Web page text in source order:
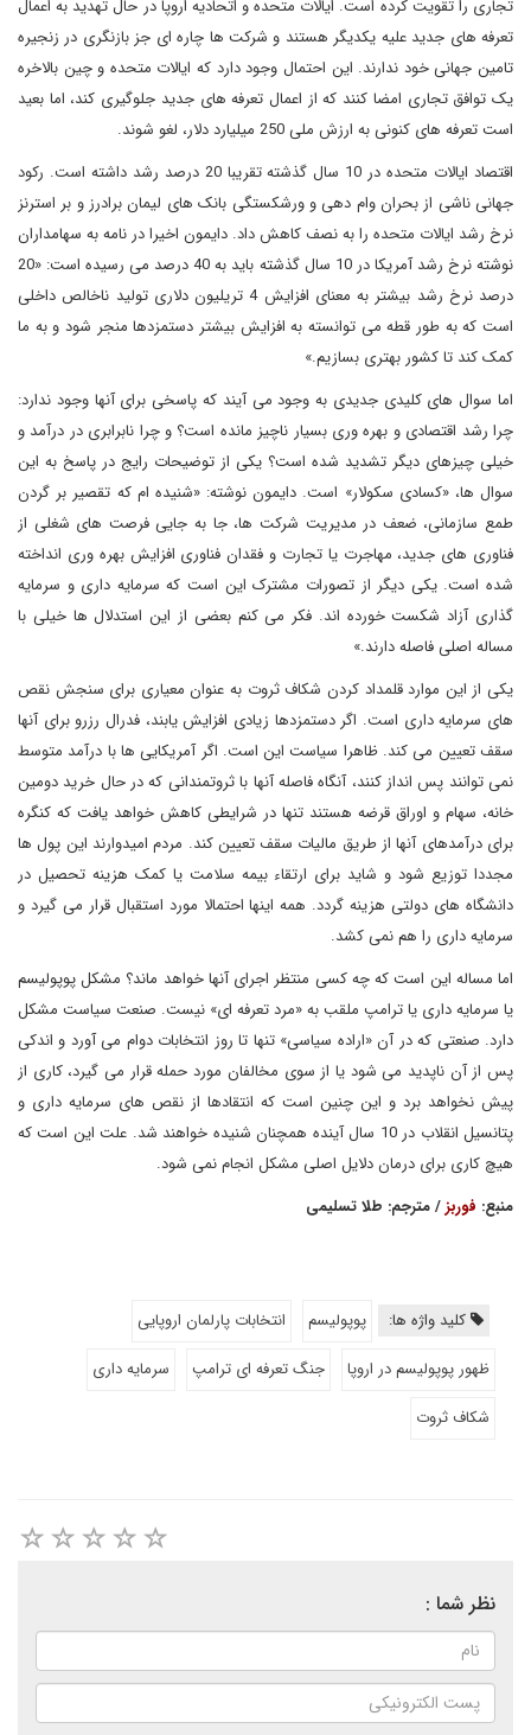
تجاری را تقویت کرده است. ایالات متحده و اتحادیه اروپا در حال تهدید به اعمال
تعرفه های جدید علیه یکدیگر هستند و شرکت ها چاره ای جز بازنگری در زنجیره
تامین جهانی خود ندارند. این احتمال وجود دارد که ایالات متحده و چین بالاخره
یک توافق تجاری امضا کنند که از اعمال تعرفه های جدید جلوگیری کند، اما بعید
است تعرفه های کنونی به ارزش ملی 250 میلیارد دلار، لغو شوند.
اقتصاد ایالات متحده در 10 سال گذشته تقریبا 20 درصد رشد داشته است. رکود
جهانی ناشی از بحران وام دهی و ورشکستگی بانک های لیمان برادرز و بر استرنز
نرخ رشد ایالات متحده را به نصف کاهش داد. دایمون اخیرا در نامه به سهامداران
نوشته نرخ رشد آمریکا در 10 سال گذشته باید به 40 درصد می رسیده است: «20
درصد نرخ رشد بیشتر به معنای افزایش 4 تریلیون دلاری تولید ناخالص داخلی
است که به طور قطه می توانسته به افزایش بیشتر دستمزدها منجر شود و به ما
کمک کند تا کشور بهتری بسازیم.»
اما سوال های کلیدی جدیدی به وجود می آیند که پاسخی برای آنها وجود ندارد:
چرا رشد اقتصادی و بهره وری بسیار ناچیز مانده است؟ و چرا نابرابری در درآمد و
خیلی چیزهای دیگر تشدید شده است؟ یکی از توضیحات رایج در پاسخ به این
سوال ها، «کسادی سکولار» است. دایمون نوشته: «شنیده ام که تقصیر بر گردن
طمع سازمانی، ضعف در مدیریت شرکت ها، جا به جایی فرصت های شغلی از
فناوری های جدید، مهاجرت یا تجارت و فقدان فناوری افزایش بهره وری انداخته
شده است. یکی دیگر از تصورات مشترک این است که سرمایه داری و سرمایه
گذاری آزاد شکست خورده اند. فکر می کنم بعضی از این استدلال ها خیلی با
مساله اصلی فاصله دارند.»
یکی از این موارد قلمداد کردن شکاف ثروت به عنوان معیاری برای سنجش نقص
های سرمایه داری است. اگر دستمزدها زیادی افزایش یابند، فدرال رزرو برای آنها
سقف تعیین می کند. ظاهرا سیاست این است. اگر آمریکایی ها با درآمد متوسط
نمی توانند پس انداز کنند، آنگاه فاصله آنها با ثروتمندانی که در حال خرید دومین
خانه، سهام و اوراق قرضه هستند تنها در شرایطی کاهش خواهد یافت که کنگره
برای درآمدهای آنها از طریق مالیات سقف تعیین کند. مردم امیدوارند این پول ها
مجددا توزیع شود و شاید برای ارتقاء بیمه سلامت یا کمک هزینه تحصیل در
دانشگاه های دولتی هزینه گردد. همه اینها احتمالا مورد استقبال قرار می گیرد و
سرمایه داری را هم نمی کشد.
اما مساله این است که چه کسی منتظر اجرای آنها خواهد ماند؟ مشکل پوپولیسم
یا سرمایه داری یا ترامپ ملقب به «مرد تعرفه ای» نیست. صنعت سیاست مشکل
دارد. صنعتی که در آن «اراده سیاسی» تنها تا روز انتخابات دوام می آورد و اندکی
پس از آن ناپدید می شود یا از سوی مخالفان مورد حمله قرار می گیرد، کاری از
پیش نخواهد برد و این چنین است که انتقادها از نقص های سرمایه داری و
پتانسیل انقلاب در 10 سال آینده همچنان شنیده خواهند شد. علت این است که
هیچ کاری برای درمان دلایل اصلی مشکل انجام نمی شود.
منبع: فوربز/ مترجم: طلا تسلیمی
کلید واژه ها: پوپولیسم
انتخابات پارلمان اروپایی
ظهور پوپولیسم در اروپا
جنگ تعرفه ای ترامپ
سرمایه داری
شکاف ثروت
نظر شما :